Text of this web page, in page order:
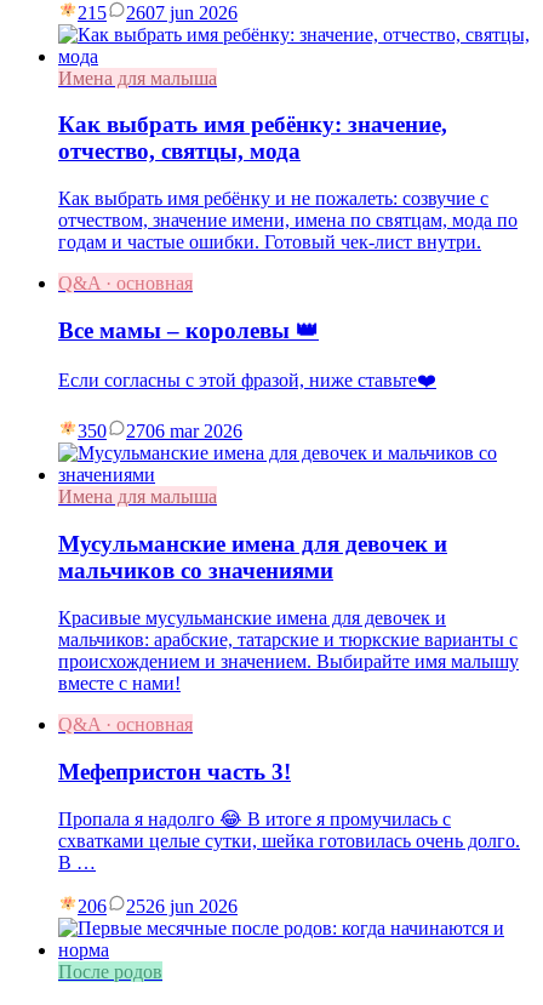
215 2607 jun 2026
Имена для малыша
Как выбрать имя ребёнку: значение,
отчество, святцы, мода
Как выбрать имя ребёнку и не пожалеть: созвучие с
отчеством, значение имени, имена по святцам, мода по
годам и частые ошибки. Готовый чек-лист внутри.
Q&A · основная
Все мамы – королевы 👑
Если согласны с этой фразой, ниже ставьте❤️
350 2706 mar 2026
Имена для малыша
Мусульманские имена для девочек и
мальчиков со значениями
Красивые мусульманские имена для девочек и
мальчиков: арабские, татарские и тюркские варианты с
происхождением и значением. Выбирайте имя малышу
вместе с нами!
Q&A · основная
Мефепристон часть 3!
Пропала я надолго 😂 В итоге я промучилась с
схватками целые сутки, шейка готовилась очень долго.
В …
206 2526 jun 2026
После родов